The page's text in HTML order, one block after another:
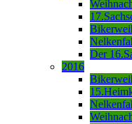
Der
2016